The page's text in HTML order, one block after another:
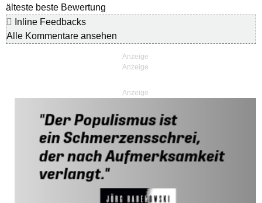
älteste beste Bewertung
Inline Feedbacks
Alle Kommentare ansehen
Anzeige